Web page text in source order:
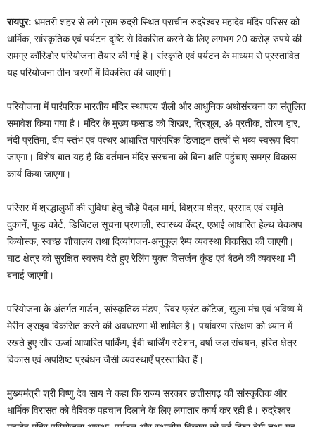
रायपुर: धमतरी शहर से लगे ग्राम रुद्री स्थित प्राचीन रुद्रेश्वर महादेव मंदिर परिसर को
धार्मिक, सांस्कृतिक एवं पर्यटन दृष्टि से विकसित करने के लिए लगभग 20 करोड़ रुपये की
समग्र कॉरिडोर परियोजना तैयार की गई है। संस्कृति एवं पर्यटन के माध्यम से प्रस्तावित
यह परियोजना तीन चरणों में विकसित की जाएगी।
परियोजना में पारंपरिक भारतीय मंदिर स्थापत्य शैली और आधुनिक अधोसंरचना का संतुलित
समावेश किया गया है। मंदिर के मुख्य फसाड को शिखर, त्रिशूल, ॐ प्रतीक, तोरण द्वार,
नंदी प्रतिमा, दीप स्तंभ एवं पत्थर आधारित पारंपरिक डिजाइन तत्वों से भव्य स्वरूप दिया
जाएगा। विशेष बात यह है कि वर्तमान मंदिर संरचना को बिना क्षति पहुंचाए समग्र विकास
कार्य किया जाएगा।
परिसर में श्रद्धालुओं की सुविधा हेतु चौड़े पैदल मार्ग, विश्राम क्षेत्र, प्रसाद एवं स्मृति
दुकानें, फूड कोर्ट, डिजिटल सूचना प्रणाली, स्वास्थ्य केंद्र, एआई आधारित हेल्थ चेकअप
कियोस्क, स्वच्छ शौचालय तथा दिव्यांगजन-अनुकूल रैम्प व्यवस्था विकसित की जाएगी।
घाट क्षेत्र को सुरक्षित स्वरूप देते हुए रेलिंग युक्त विसर्जन कुंड एवं बैठने की व्यवस्था भी
बनाई जाएगी।
परियोजना के अंतर्गत गार्डन, सांस्कृतिक मंडप, रिवर फ्रंट कॉटेज, खुला मंच एवं भविष्य में
मेरीन ड्राइव विकसित करने की अवधारणा भी शामिल है। पर्यावरण संरक्षण को ध्यान में
रखते हुए सौर ऊर्जा आधारित पार्किंग, ईवी चार्जिंग स्टेशन, वर्षा जल संचयन, हरित क्षेत्र
विकास एवं अपशिष्ट प्रबंधन जैसी व्यवस्थाएँ प्रस्तावित हैं।
मुख्यमंत्री श्री विष्णु देव साय ने कहा कि राज्य सरकार छत्तीसगढ़ की सांस्कृतिक और
धार्मिक विरासत को वैश्विक पहचान दिलाने के लिए लगातार कार्य कर रही है। रुद्रेश्वर